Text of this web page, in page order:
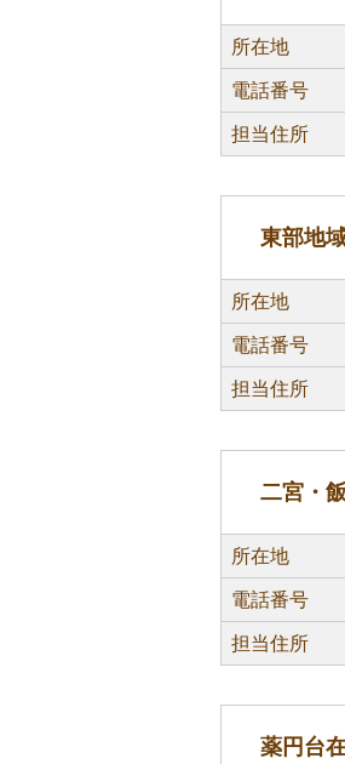
所在地
電話番号
担当住所
東部地
所在地
電話番号
担当住所
二宮・
所在地
電話番号
担当住所
薬円台